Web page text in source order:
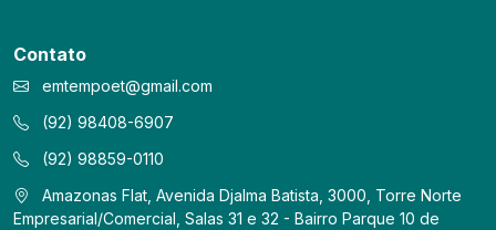
Contato
emtempoet@gmail.com
(92) 98408-6907
(92) 98859-0110
Amazonas Flat, Avenida Djalma Batista, 3000, Torre Norte
Empresarial/Comercial, Salas 31 e 32 - Bairro Parque 10 de